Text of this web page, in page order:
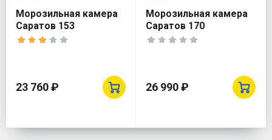
Морозильная камера
Саратов 153
23 760 ₽
Морозильная камера
Саратов 170
26 990 ₽